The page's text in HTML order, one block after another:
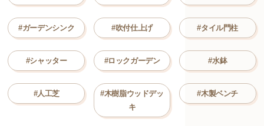
#ガーデンシンク #吹付仕上げ #タイル門柱
#シャッター #ロックガーデン #水鉢
#人工芝
#木樹脂ウッドデッ
キ
#木製ベンチ